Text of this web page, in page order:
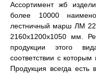
Ассортимент жб
более 10000
лестничный марш ЛМ
2160x1200x1050 мм.
продукции этого
соответствии с
Продукция всегда